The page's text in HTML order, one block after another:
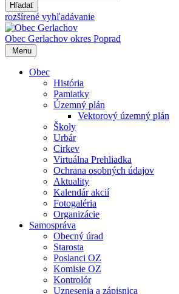
Hľadať
rozšírené vyhľadávanie
Obec Gerlachov okres Poprad
Menu
Obec
História
Pamiatky
Územný plán
Vektorový územný plán
Školy
Urbár
Cirkev
Virtuálna Prehliadka
Ochrana osobných údajov
Aktuality
Kalendár akcií
Fotogaléria
Organizácie
Samospráva
Obecný úrad
Starosta
Poslanci OZ
Komisie OZ
Kontrolór
Uznesenia a zápisnica